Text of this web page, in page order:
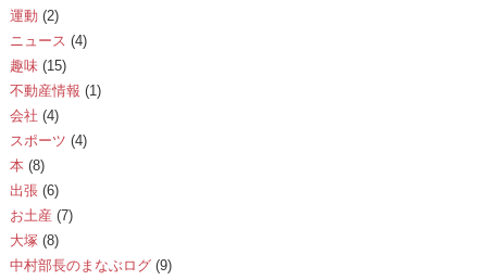
運動 (2)
ニュース (4)
趣味(15)
不動産情報 (1)
会社 (4)
スポーツ (4)
本(8)
出張(6)
お土産 (7)
大塚 (8)
中村部長のまなぶログ(9)